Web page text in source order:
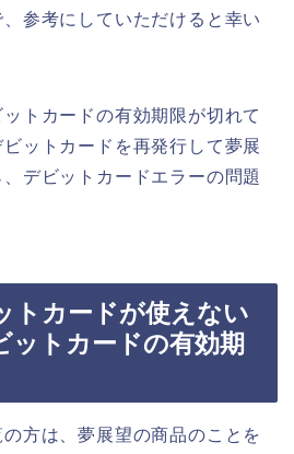
参考にしていただけると幸い
トカードの有効期限が切れて
ットカードを再発行して夢展
デビットカードエラーの問題
トカードが使えない
ットカードの有効期
方は、夢展望の商品のことを